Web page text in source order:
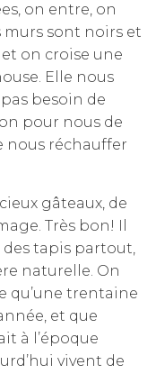
on entre, on
murs sont noirs et
on croise une
Elle nous
besoin de
pour nous de
nous réchauffer
gâteaux, de
Très bon! Il
des tapis partout,
naturelle. On
qu’une trentaine
et que
à l’époque
vivent de